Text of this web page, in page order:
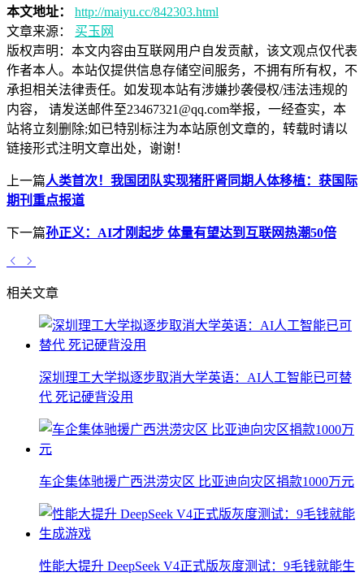
本文地址：
http://maiyu.cc/842303.html
文章来源：
买玉网
版权声明： 本文内容由互联网用户自发贡献，该文观点仅代表
作者本人。本站仅提供信息存储空间服务，不拥有所有权，不
承担相关法律责任。如发现本站有涉嫌抄袭侵权/违法违规的
内容， 请发送邮件至23467321@qq.com举报，一经查实，本
站将立刻删除;如已特别标注为本站原创文章的，转载时请以
链接形式注明文章出处，谢谢！
上一篇人类首次！我国团队实现猪肝肾同期人体移植：获国际
期刊重点报道
下一篇孙正义：AI才刚起步 体量有望达到互联网热潮50倍
相关文章
深圳理工大学拟逐步取消大学英语：AI人工智能已可替
代 死记硬背没用
车企集体驰援广西洪涝灾区 比亚迪向灾区捐款1000万元
性能大提升 DeepSeek V4正式版灰度测试：9毛钱就能生